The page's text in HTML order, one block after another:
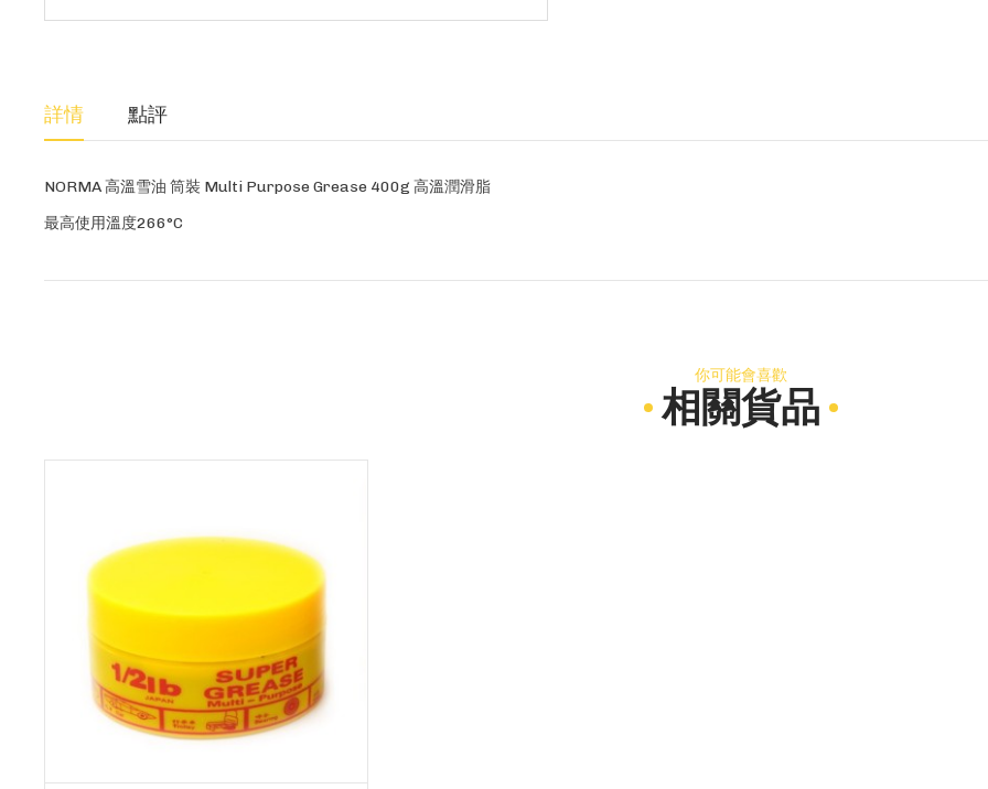
詳情 點評
NORMA 高溫雪油 筒裝 Multi Purpose Grease 400g 高溫潤滑脂
最高使用溫度266°C
你可能會喜歡
相關貨品